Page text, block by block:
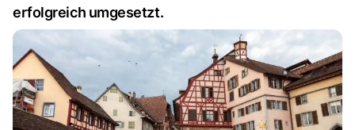
erfolgreich umgesetzt.